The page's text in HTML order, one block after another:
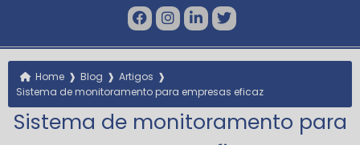
Home ❱ Blog ❱ Artigos ❱
Sistema de monitoramento para empresas eficaz
Sistema de monitoramento para